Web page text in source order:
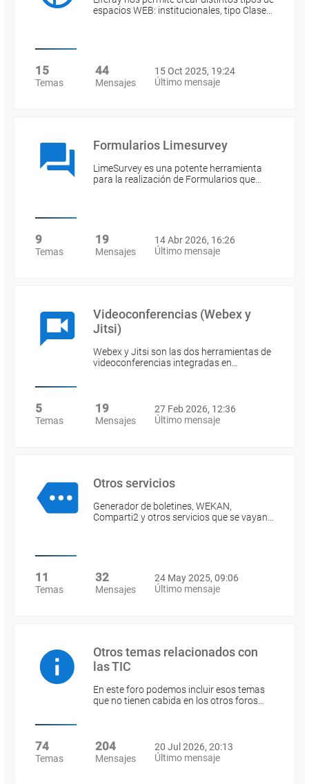
espacios WEB: institucionales, tipo Clase…
15
Temas
44
Mensajes
15 Oct 2025, 19:24
Último mensaje
Formularios Limesurvey
LimeSurvey es una potente herramienta
para la realización de Formularios que…
9
Temas
19
Mensajes
14 Abr 2026, 16:26
Último mensaje
Videoconferencias (Webex y
Jitsi)
Webex y Jitsi son las dos herramientas de
videoconferencias integradas en…
5
Temas
19
Mensajes
27 Feb 2026, 12:36
Último mensaje
Otros servicios
Generador de boletines, WEKAN,
Comparti2 y otros servicios que se vayan…
11
Temas
32
Mensajes
24 May 2025, 09:06
Último mensaje
Otros temas relacionados con
las TIC
En este foro podemos incluir esos temas
que no tienen cabida en los otros foros…
74
Temas
204
Mensajes
20 Jul 2026, 20:13
Último mensaje